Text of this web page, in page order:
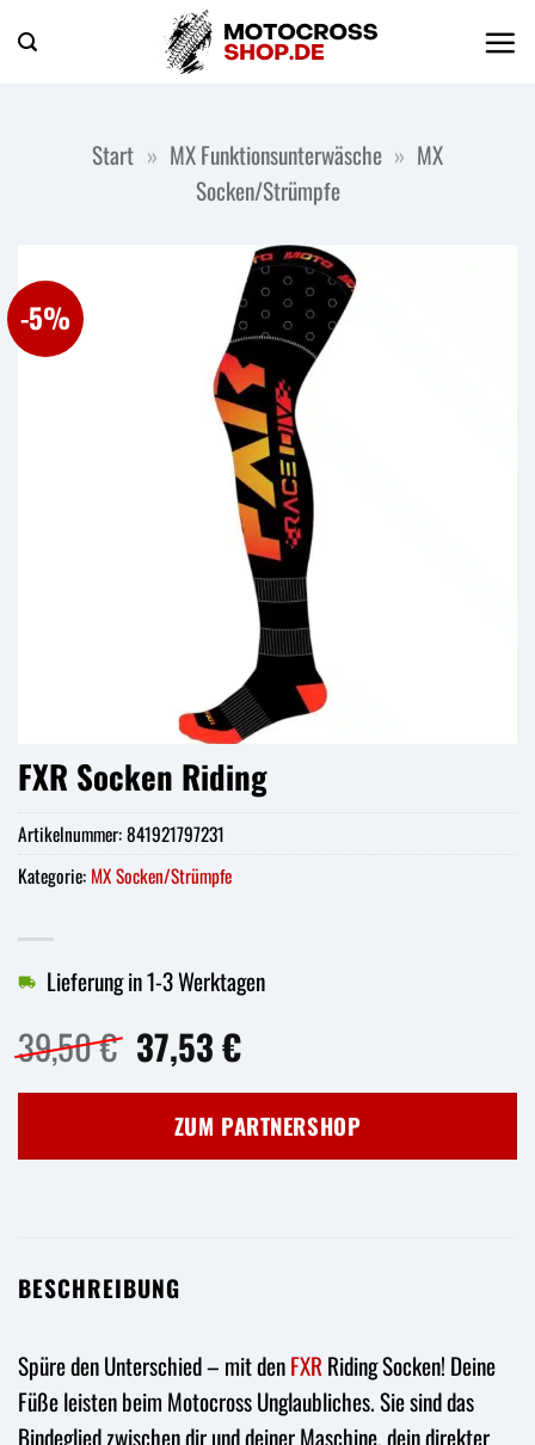
Inhalt
Start » MX Funktionsunterwäsche » MX
Socken/Strümpfe
-5%
FXR Socken Riding
39,50€ Ursprünglicher
Preis
war:
39,50 €
37,53€Aktueller
ist:
37,53 €.
Lieferung in 1-3 Werktagen
ZUM PARTNERSHOP
Artikelnummer:841921797231
Kategorie: MX Socken/Strümpfe
BESCHREIBUNG
Spüre den Unterschied – mit denFXR Riding Socken! Deine
Füße leisten beim Motocross Unglaubliches. Sie sind das
Bindeglied zwischen dir und deiner Maschine, dein direkter